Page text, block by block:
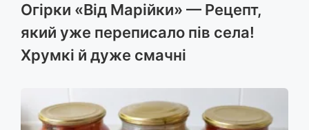
Огірки «Від Марійки» — Рецепт,
який уже переписало пів села!
Хрумкі й дуже смачні